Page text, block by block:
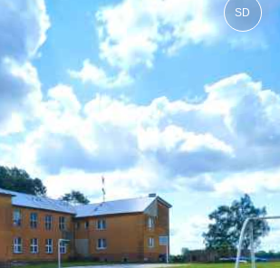
stopnica.wkraj.pl
Mapa serwisu
SD